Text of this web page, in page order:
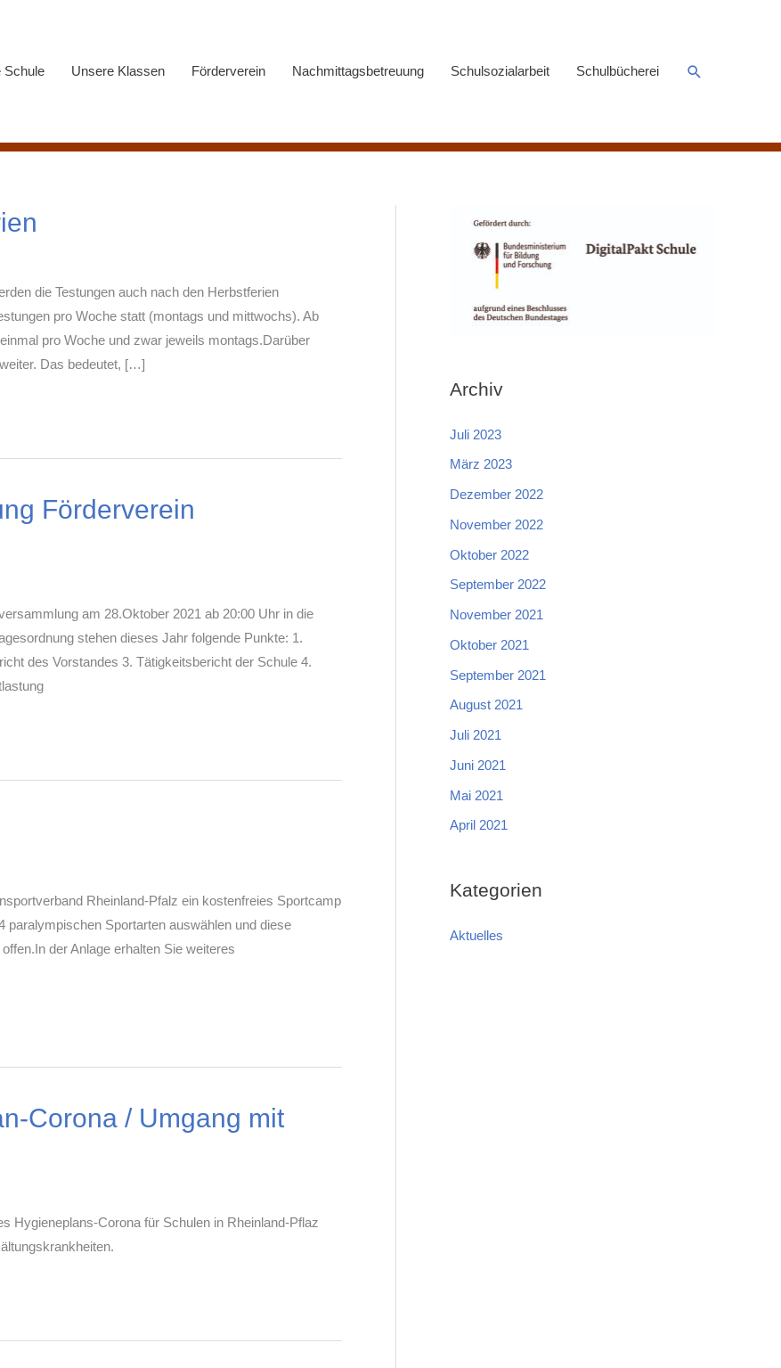
Schule Unsere Klassen Förderverein Nachmittagsbetreuung Schulsozialarbeit Schulbücherei Suchen
die Testungen auch nach den Herbstferien
pro Woche statt (montags und mittwochs). Ab
pro Woche und zwar jeweils montags.Darüber
Das bedeutet, […]
Förderverein
am 28.Oktober 2021 ab 20:00 Uhr in die
stehen dieses Jahr folgende Punkte: 1.
des Vorstandes 3. Tätigkeitsbericht der Schule 4.
Rheinland-Pfalz ein kostenfreies Sportcamp
paralympischen Sportarten auswählen und diese
der Anlage erhalten Sie weiteres
Corona / Umgang mit
Hygieneplans-Corona für Schulen in Rheinland-Pflaz
Archiv
Juli 2023
März 2023
Dezember 2022
November 2022
Oktober 2022
September 2022
November 2021
Oktober 2021
September 2021
August 2021
Juli 2021
Juni 2021
Mai 2021
April 2021
Kategorien
Aktuelles